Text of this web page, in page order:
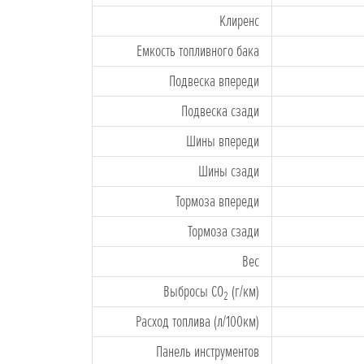
Клиренс
Емкость топливного бака
Подвескa впереди
Подвескa cзади
Шины впереди
Шины cзади
Тормоза впереди
Тормоза cзади
Bес
Выбросы CO2 (г/км)
Расход топлива (л/100км)
Панель инструментов